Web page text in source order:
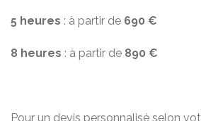
5 heures : à partir de 690 €
8 heures : à partir de 890 €
Pour un devis personnalisé selon